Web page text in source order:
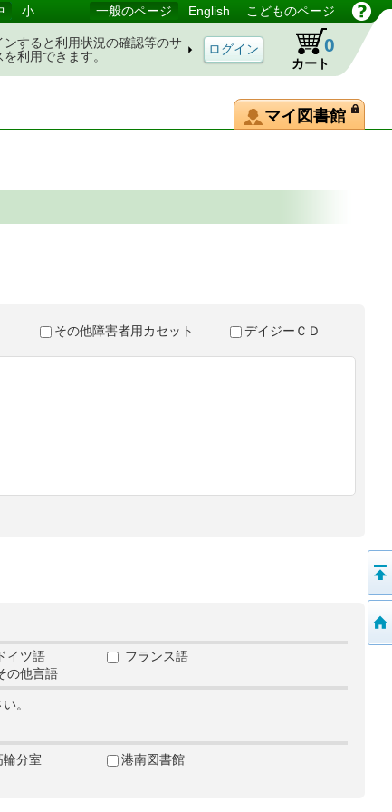
小 一般のページ English こどものページ
ンすると利用状況の確認等のサ
を利用できます。
カート
0
マイ図書館
その他障害者用カセット デイジーＣＤ
イツ語
フランス語
の他言語
。
輪分室
港南図書館